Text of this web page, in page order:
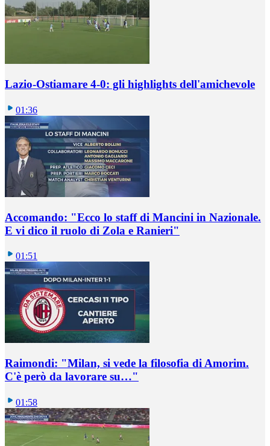
Lazio-Ostiamare 4-0: gli highlights dell'amichevole
01:36
Accomando: "Ecco lo staff di Mancini in Nazionale.
E vi dico il ruolo di Zola e Ranieri"
01:51
Raimondi: "Milan, si vede la filosofia di Amorim.
C'è però da lavorare su…"
01:58